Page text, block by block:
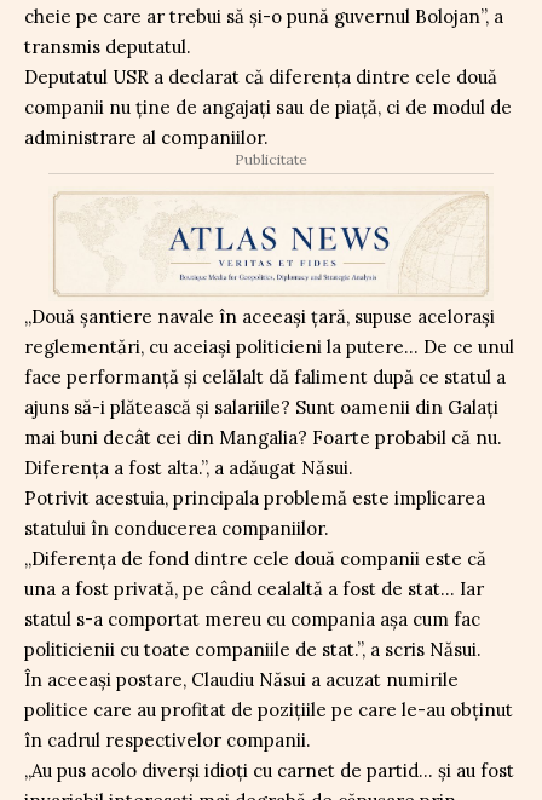
cheie pe care ar trebui să și-o pună guvernul Bolojan”, a
transmis deputatul.
Deputatul USR a declarat că diferența dintre cele două
companii nu ține de angajați sau de piață, ci de modul de
administrare al companiilor.
Publicitate
„Două șantiere navale în aceeași țară, supuse acelorași
reglementări, cu aceiași politicieni la putere… De ce unul
face performanță și celălalt dă faliment după ce statul a
ajuns să-i plătească și salariile? Sunt oamenii din Galați
mai buni decât cei din Mangalia? Foarte probabil că nu.
Diferența a fost alta.”, a adăugat Năsui.
Potrivit acestuia, principala problemă este implicarea
statului în conducerea companiilor.
„Diferența de fond dintre cele două companii este că
una a fost privată, pe când cealaltă a fost de stat… Iar
statul s-a comportat mereu cu compania așa cum fac
politicienii cu toate companiile de stat.”, a scris Năsui.
În aceeași postare, Claudiu Năsui a acuzat numirile
politice care au profitat de pozițiile pe care le-au obținut
în cadrul respectivelor companii.
„Au pus acolo diverși idioți cu carnet de partid… și au fost